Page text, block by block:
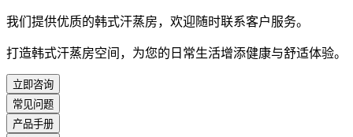
我们提供优质的韩式汗蒸房，欢迎随时联系客户服务。
打造韩式汗蒸房空间，为您的日常生活增添健康与舒适体验。
立即咨询
常见问题
产品手册